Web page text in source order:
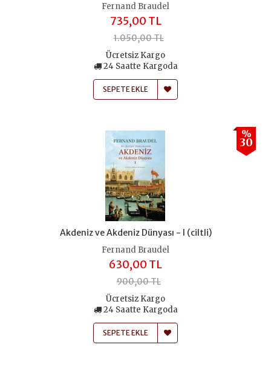
Fernand Braudel
735,00 TL
1.050,00 TL
Ücretsiz Kargo
24 Saatte Kargoda
SEPETE EKLE
%
30
Akdeniz ve Akdeniz Dünyası - I (ciltli)
Fernand Braudel
630,00 TL
900,00 TL
Ücretsiz Kargo
24 Saatte Kargoda
SEPETE EKLE